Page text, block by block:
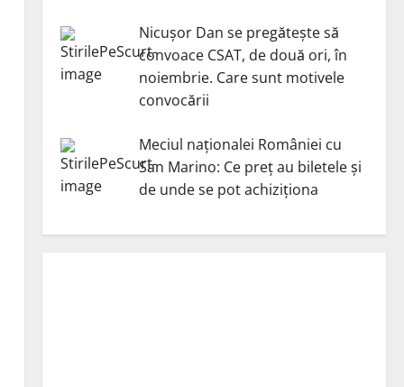
Nicuşor Dan se pregăteşte să
convoace CSAT, de două ori, în
noiembrie. Care sunt motivele
convocării
Meciul naționalei României cu
San Marino: Ce preț au biletele și
de unde se pot achiziționa